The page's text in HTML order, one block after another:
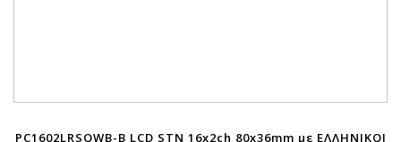
PC1602LRSQWB-B LCD STN 16x2ch 80x36mm με ΕΛΛΗΝΙΚΟΙ